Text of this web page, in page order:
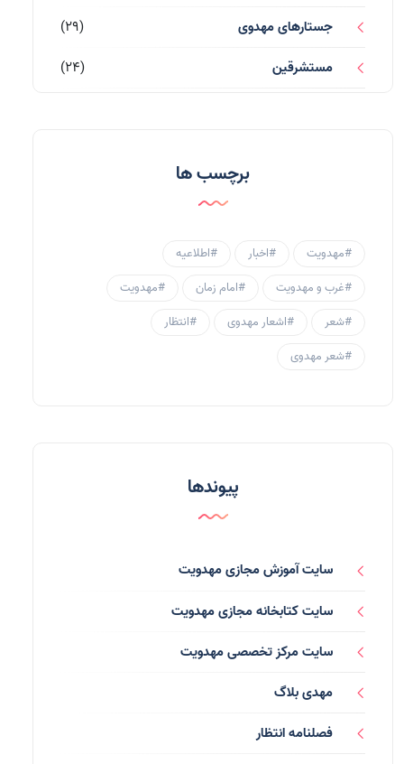
جستارهای مهدوی
(29)
مستشرقین
(24)
منتظران
زنان و مهدویت
برچسب ها
#مهدویت #اخبار
#اطلاعیه
#غرب و مهدویت
#امام زمان
#مهدویت
#شعر
#اشعار مهدوی
#انتظار
#شعر مهدوی
پیوندها
سایت آموزش مجازی مهدویت
سایت کتابخانه مجازی مهدویت
سایت مرکز تخصصی مهدویت
مهدی بلاگ
فصلنامه انتظار